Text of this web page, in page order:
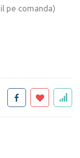
pe comanda)